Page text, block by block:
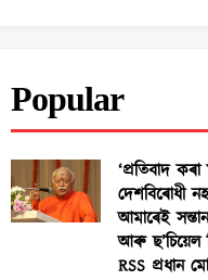
Popular
‘প্ৰতিবাদ
দেশবিৰোধী
আমাৰেই
আৰু ছ’চিয়েল
RSS প্ৰধান